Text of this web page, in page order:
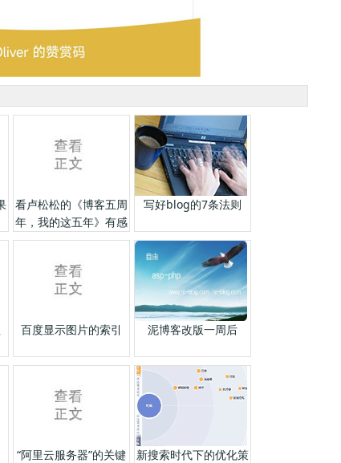
看卢松松的《博客五周
年，我的这五年》有感
写好blog的7条法则
百度显示图片的索引 泥博客改版一周后
“阿里云服务器”的关键
新搜索时代下的优化策